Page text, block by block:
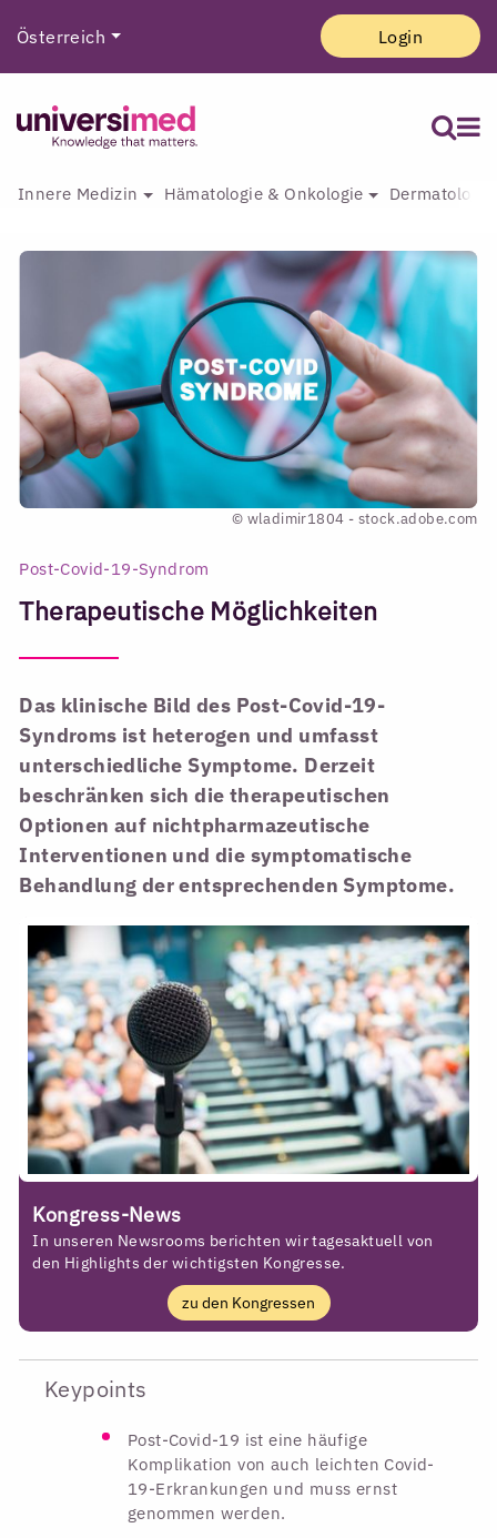
Österreich Login
Innere Medizin Hämatologie & Onkologie
© wladimir1804 - stock.adobe.com
Post-Covid-19-Syndrom
Therapeutische Möglichkeiten
Das klinische Bild des Post-Covid-19-
Syndroms ist heterogen und umfasst
unterschiedliche Symptome. Derzeit
beschränken sich die therapeutischen
Optionen auf nichtpharmazeutische
Interventionen und die symptomatische
Behandlung der entsprechenden Symptome.
Kongress-News
In unseren Newsrooms berichten wir tagesaktuell von
den Highlights der wichtigsten Kongresse.
zu den Kongressen
Keypoints
Post-Covid-19 ist eine häufige
Komplikation von auch leichten Covid-
19-Erkrankungen und muss ernst
genommen werden.